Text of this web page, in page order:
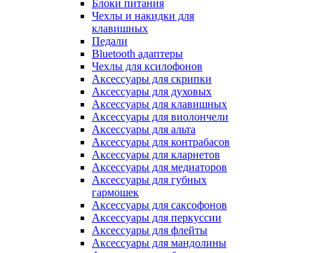
Блоки питания
Чехлы и накидки для
клавишных
Педали
Bluetooth адаптеры
Чехлы для ксилофонов
Аксессуары для скрипки
Аксессуары для духовых
Аксессуары для клавишных
Аксессуары для виолончели
Аксессуары для альта
Аксессуары для контрабасов
Аксессуары для кларнетов
Аксессуары для медиаторов
Аксессуары для губных
гармошек
Аксессуары для саксофонов
Аксессуары для перкуссии
Аксессуары для флейты
Аксессуары для мандолины